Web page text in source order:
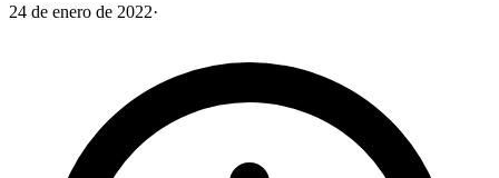
24 de enero de 2022·